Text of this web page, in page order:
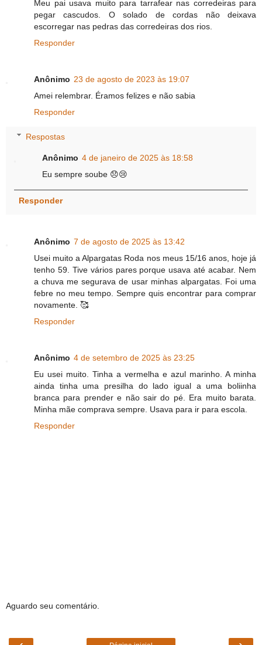
Meu pai usava muito para tarrafear nas corredeiras para
pegar cascudos. O solado de cordas não deixava
escorregar nas pedras das corredeiras dos rios.
Responder
Anônimo 23 de agosto de 2023 às 19:07
Amei relembrar. Éramos felizes e não sabia
Responder
Respostas
Anônimo 4 de janeiro de 2025 às 18:58
Eu sempre soube 😞😢
Responder
Anônimo 7 de agosto de 2025 às 13:42
Usei muito a Alpargatas Roda nos meus 15/16 anos, hoje já
tenho 59. Tive vários pares porque usava até acabar. Nem
a chuva me segurava de usar minhas alpargatas. Foi uma
febre no meu tempo. Sempre quis encontrar para comprar
novamente. 🥰
Responder
Anônimo 4 de setembro de 2025 às 23:25
Eu usei muito. Tinha a vermelha e azul marinho. A minha
ainda tinha uma presilha do lado igual a uma boliinha
branca para prender e não sair do pé. Era muito barata.
Minha mãe comprava sempre. Usava para ir para escola.
Responder
Aguardo seu comentário.